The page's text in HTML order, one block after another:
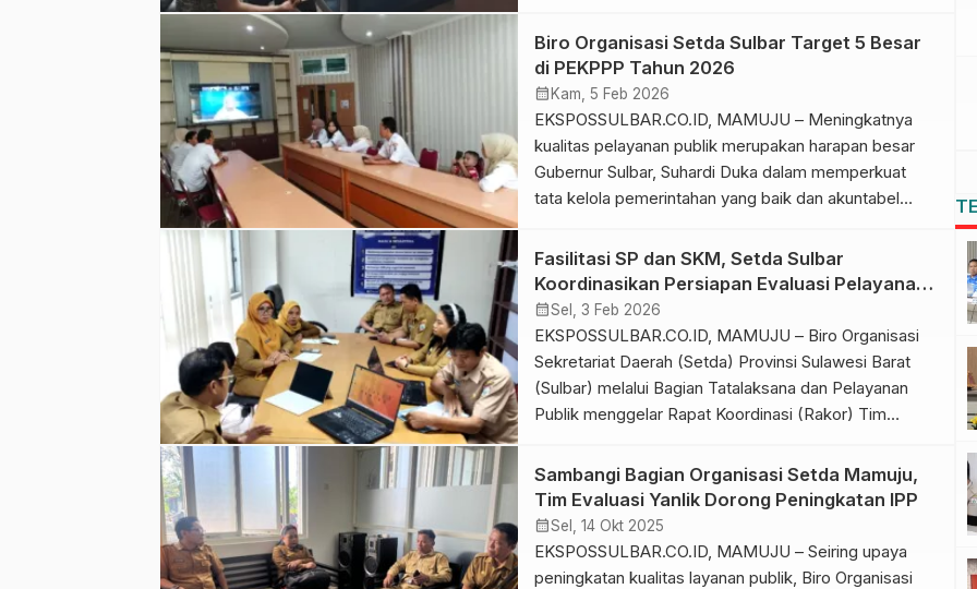
Tatalaksana dan Pelayanan Publik kembali melakukan
pemantauan langsung di tiga Biro Lingkup Setda
Sulbar, Jumat 20 Februari 2026. Pelaksanaan PEKPPP
sejalan dengan Misi Kelima Gubernur Sulbar Suhardi
Duka, […]
Biro Organisasi Setda Sulbar Target 5 Besar
di PEKPPP Tahun 2026
calendar_month Kam, 5 Feb 2026
EKSPOSSULBAR.CO.ID, MAMUJU – Meningkatnya
kualitas pelayanan publik merupakan harapan besar
Gubernur Sulbar, Suhardi Duka dalam memperkuat
tata kelola pemerintahan yang baik dan akuntabel
Untuk itu, Biro Organisasi Sekretariat Daerah (Setda)
Provinsi Sulawesi Barat (Sulbar) berkomitmen
meningkatkan kualitas Penyelenggaraan Pelayanan
Publik, dengan menggelar Rapat Koordinasi (Rakor)
Pembinaan dan Identifikasi Penyusunan […]
Fasilitasi SP dan SKM, Setda Sulbar
Koordinasikan Persiapan Evaluasi Pelayanan
Publik 2026
calendar_monthSel, 3 Feb 2026
EKSPOSSULBAR.CO.ID, MAMUJU – Biro Organisasi
Sekretariat Daerah (Setda) Provinsi Sulawesi Barat
(Sulbar) melalui Bagian Tatalaksana dan Pelayanan
Publik menggelar Rapat Koordinasi (Rakor) Tim
Pelayanan (SP) dan Survey Kepuasan Masyarakat
(SKM), Senin 2 Februari 2026. Rakor ini dilaksanakan
menjelang pelaksanaan Pemantauan dan Evaluasi
Kinerja Penyelenggaraan Pelayanan Publik (PEKPPP)
tahun 2026 . […]
Sambangi Bagian Organisasi Setda Mamuju,
Tim Evaluasi Yanlik Dorong Peningkatan IPP
calendar_monthSel, 14 Okt 2025
EKSPOSSULBAR.CO.ID, MAMUJU – Seiring upaya
peningkatan kualitas layanan publik, Biro Organisasi